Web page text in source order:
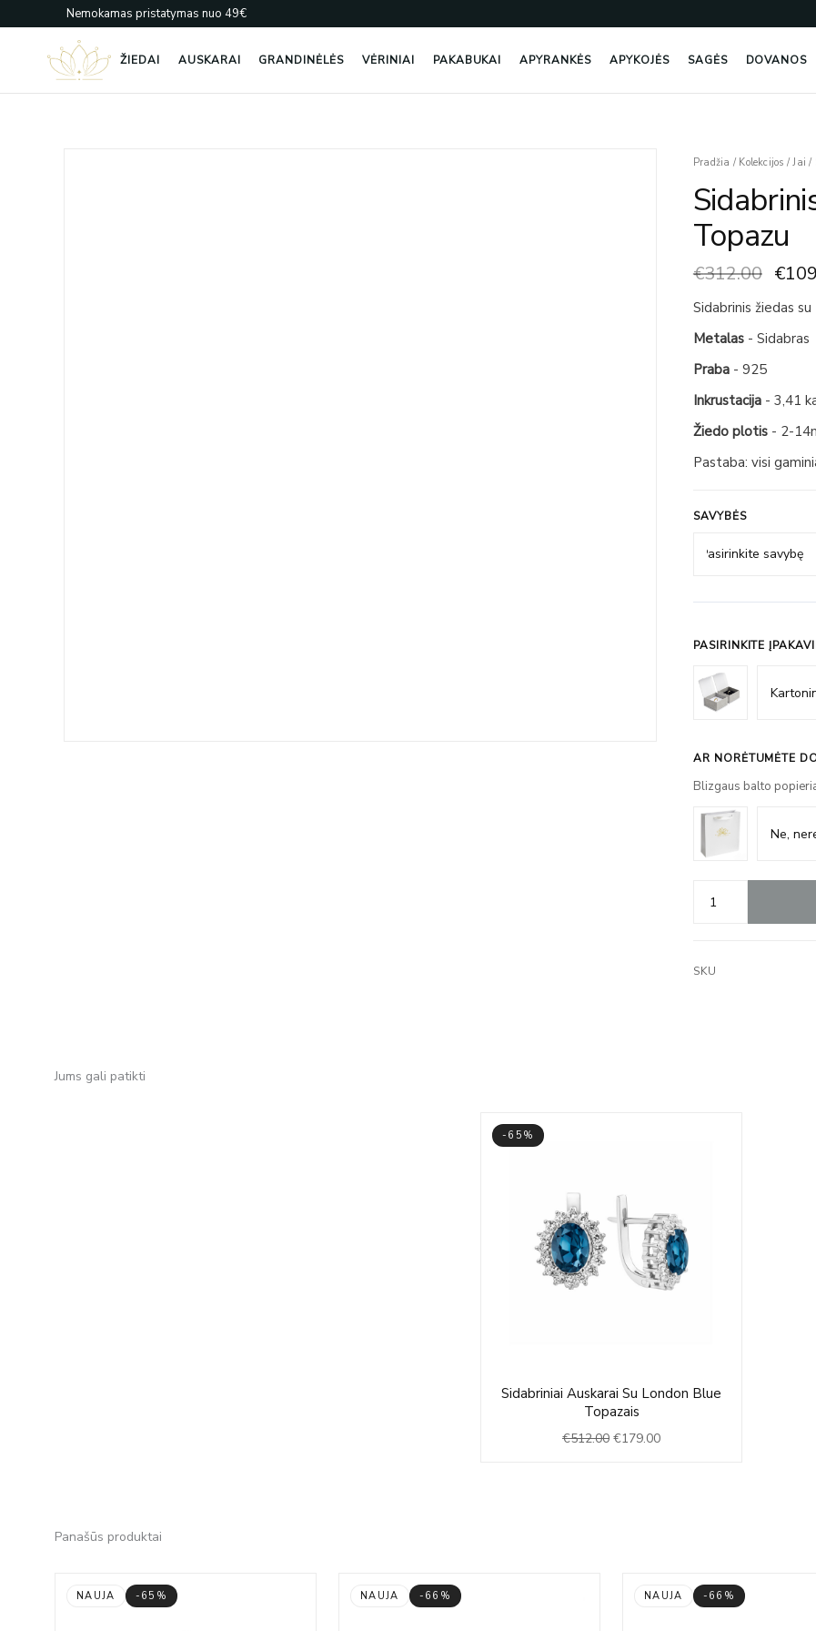
prie
Nemokamas pristatymas nuo 49€
ŽIEDAI AUSKARAI GRANDINĖLĖS VĖRINIAI PAKABUKAI APYRANKĖS APYKOJĖS SAGĖS DOVANOS
Pradžia / Kolekcijos / Jai /
Topazu
€312.00
was:
€
Sidabrinis žiedas
Metalas- Sidabras
Praba- 925
Inkrustacija- 3,41
Žiedo plotis- 2-
Pastaba: visi
SAVYBĖS
PASIRINKITE
AR NORĖTUMĖTE
Blizgaus balto
produkto
Sidabrinis
Žiedas
Su
London
Blue
Topazu
SKU
Jums gali patikti
-65%
Sidabriniai Auskarai Su London Blue
Topazais
€512.00
price
€512.00.
€179.00
price
€179.00.
Panašūs produktai
NAUJA -65% NAUJA -66% NAUJA -66%